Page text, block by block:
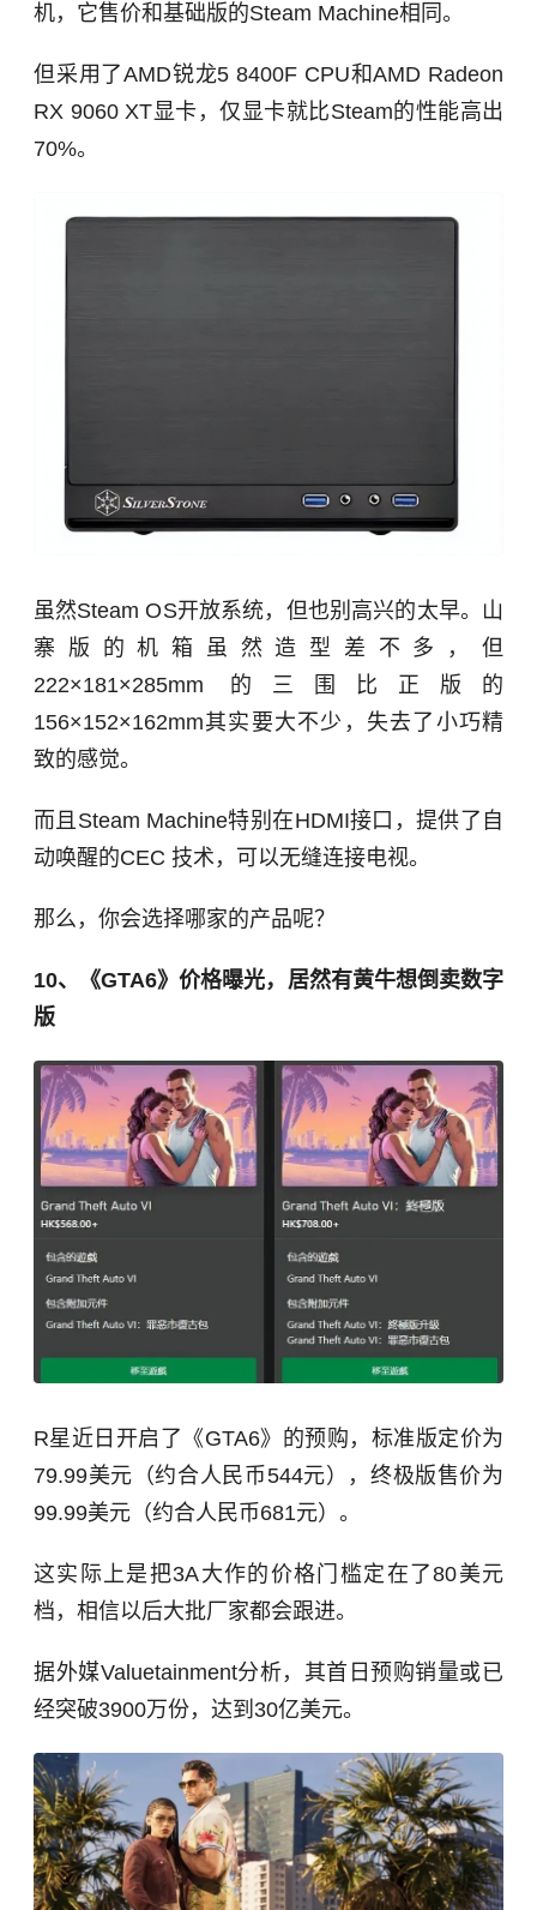
机，它售价和基础版的Steam Machine相同。
但采用了AMD锐龙5 8400F CPU和AMD Radeon
RX 9060 XT显卡，仅显卡就比Steam的性能高出
70%。
虽然Steam OS开放系统，但也别高兴的太早。山
寨版的机箱虽然造型差不多，但
222×181×285mm 的三围比正版的
156×152×162mm其实要大不少，失去了小巧精
致的感觉。
而且Steam Machine特别在HDMI接口，提供了自
动唤醒的CEC 技术，可以无缝连接电视。
那么，你会选择哪家的产品呢？
10、《GTA6》价格曝光，居然有黄牛想倒卖数字
版
R星近日开启了《GTA6》的预购，标准版定价为
79.99美元（约合人民币544元），终极版售价为
99.99美元（约合人民币681元）。
这实际上是把3A大作的价格门槛定在了80美元
档，相信以后大批厂家都会跟进。
据外媒Valuetainment分析，其首日预购销量或已
经突破3900万份，达到30亿美元。